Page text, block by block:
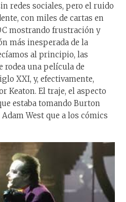
redes sociales, pero el ruido
con miles de cartas en
mostrando frustración y
más inesperada de la
al principio, las
rodea una película de
XXI, y, efectivamente,
Keaton. El traje, el aspecto
estaba tomando Burton
West que a los cómics